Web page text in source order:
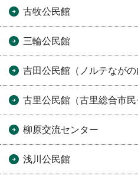
古牧公民館
三輪公民館
吉田公民館（ノルテながの
古里公民館（古里総合市民
柳原交流センター
浅川公民館